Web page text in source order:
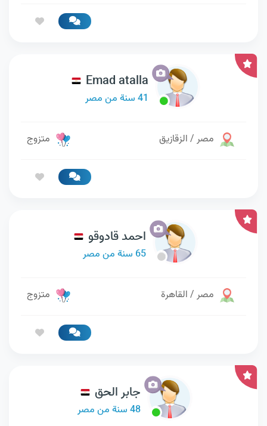
Emad atalla
41 سنة من مصر
مصر / الزقازيق متزوج
احمد قادوقو
65 سنة من مصر
مصر / القاهرة متزوج
جابر الحق
48 سنة من مصر